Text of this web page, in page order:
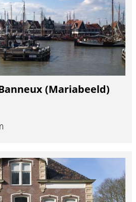
(Mariabeeld)